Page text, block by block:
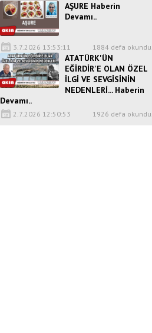
AŞURE Haberin
Devamı..
3.7.2026 13:53:11 1884 defa okundu.
ATATÜRK'ÜN
EĞİRDİR'E OLAN ÖZEL
İLGİ VE SEVGİSİNİN
NEDENLERİ... Haberin
Devamı..
2.7.2026 12:50:53 1926 defa okundu.